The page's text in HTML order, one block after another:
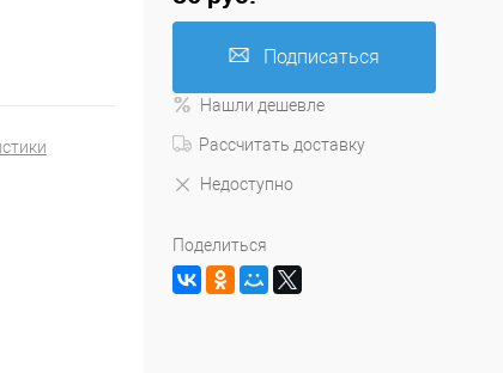
Подписаться
Нашли дешевле
Рассчитать доставку
Недоступно
Поделиться